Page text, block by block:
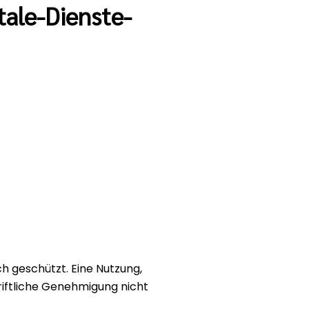
Dienste-
geschützt. Eine Nutzung,
Genehmigung nicht